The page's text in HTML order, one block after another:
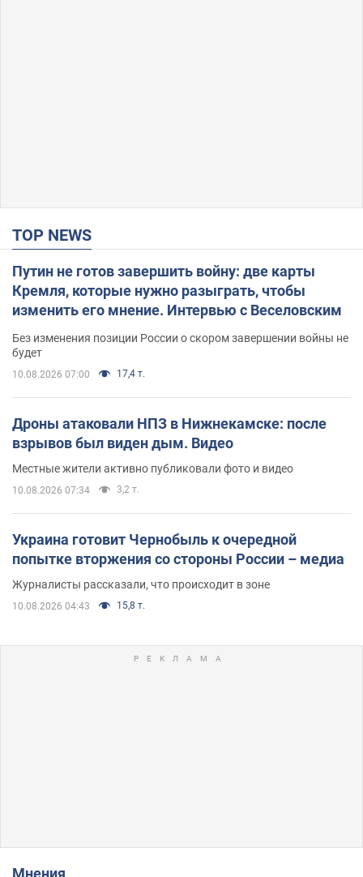
TOP NEWS
Путин не готов завершить войну: две карты
Кремля, которые нужно разыграть, чтобы
изменить его мнение. Интервью с Веселовским
Без изменения позиции России о скором завершении войны не
будет
10.08.2026 07:00 17,4 т.
Дроны атаковали НПЗ в Нижнекамске: после
взрывов был виден дым. Видео
Местные жители активно публиковали фото и видео
10.08.2026 07:34 3,2 т.
Украина готовит Чернобыль к очередной
попытке вторжения со стороны России – медиа
Журналисты рассказали, что происходит в зоне
10.08.2026 04:43 15,8 т.
Мнения